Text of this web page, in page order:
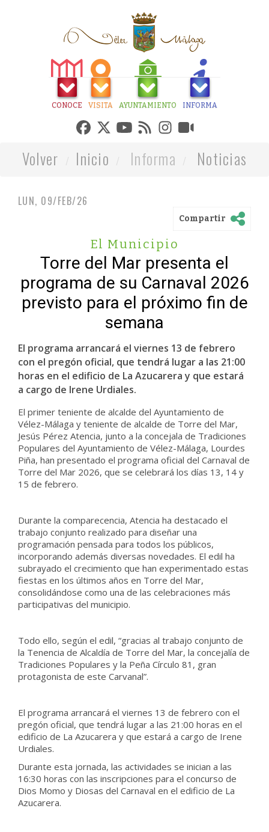
CONOCE VISITA AYUNTAMIENTO INFORMA
Volver Inicio Informa Noticias
LUN, 09/FEB/26
Compartir
El Municipio
Torre del Mar presenta el
programa de su Carnaval 2026
previsto para el próximo fin de
semana
El programa arrancará el viernes 13 de febrero
con el pregón oficial, que tendrá lugar a las 21:00
horas en el edificio de La Azucarera y que estará
a cargo de Irene Urdiales.
El primer teniente de alcalde del Ayuntamiento de
Vélez-Málaga y teniente de alcalde de Torre del Mar,
Jesús Pérez Atencia, junto a la concejala de Tradiciones
Populares del Ayuntamiento de Vélez-Málaga, Lourdes
Piña, han presentado el programa oficial del Carnaval de
Torre del Mar 2026, que se celebrará los días 13, 14 y
15 de febrero.
Durante la comparecencia, Atencia ha destacado el
trabajo conjunto realizado para diseñar una
programación pensada para todos los públicos,
incorporando además diversas novedades. El edil ha
subrayado el crecimiento que han experimentado estas
fiestas en los últimos años en Torre del Mar,
consolidándose como una de las celebraciones más
participativas del municipio.
Todo ello, según el edil, “gracias al trabajo conjunto de
la Tenencia de Alcaldía de Torre del Mar, la concejalía de
Tradiciones Populares y la Peña Círculo 81, gran
protagonista de este Carvanal”.
El programa arrancará el viernes 13 de febrero con el
pregón oficial, que tendrá lugar a las 21:00 horas en el
edificio de La Azucarera y que estará a cargo de Irene
Urdiales.
Durante esta jornada, las actividades se inician a las
16:30 horas con las inscripciones para el concurso de
Dios Momo y Diosas del Carnaval en el edificio de La
Azucarera.